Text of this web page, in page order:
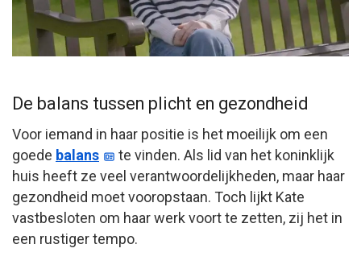
De balans tussen plicht en gezondheid
Voor iemand in haar positie is het moeilijk om een
goede balans
te vinden. Als lid van het koninklijk
huis heeft ze veel verantwoordelijkheden, maar haar
gezondheid moet vooropstaan. Toch lijkt Kate
vastbesloten om haar werk voort te zetten, zij het in
een rustiger tempo.